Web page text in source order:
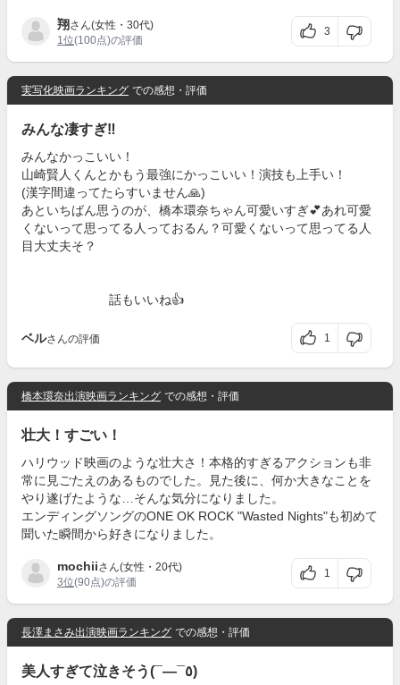
翔さん(女性・30代)
1位(100点)の評価
3
実写化映画ランキング での感想・評価
みんな凄すぎ‼️
みんなかっこいい！
山崎賢人くんとかもう最強にかっこいい！演技も上手い！
(漢字間違ってたらすいません🙏)
あといちばん思うのが、橋本環奈ちゃん可愛いすぎ💕あれ可愛
くないって思ってる人っておるん？可愛くないって思ってる人
目大丈夫そ？
話もいいね👍
ベルさんの評価 1
橋本環奈出演映画ランキング での感想・評価
壮大！すごい！
ハリウッド映画のような壮大さ！本格的すぎるアクションも非
常に見ごたえのあるものでした。見た後に、何か大きなことを
やり遂げたような…そんな気分になりました。
エンディングソングのONE OK ROCK "Wasted Nights"も初めて
聞いた瞬間から好きになりました。
mochiiさん(女性・20代)
3位(90点)の評価
1
長澤まさみ出演映画ランキング での感想・評価
美人すぎて泣きそう(¯―¯٥)